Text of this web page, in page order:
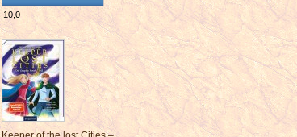
10,0
¯¯¯¯¯¯¯¯¯¯¯¯¯¯¯¯¯¯¯¯¯¯¯¯